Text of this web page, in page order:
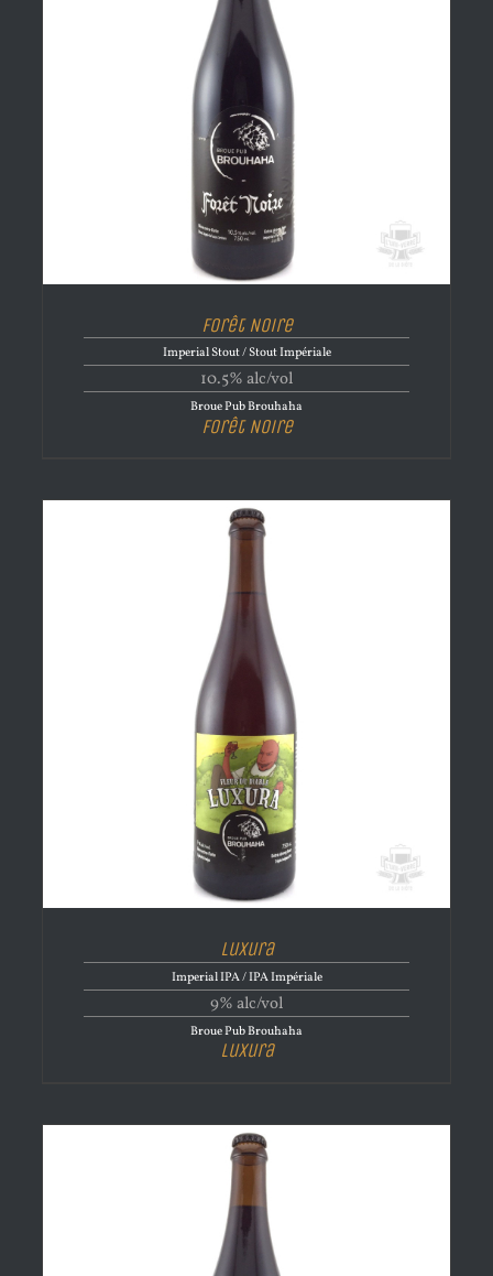
Forêt Noire
Imperial Stout / Stout Impériale
10.5% alc/vol
Broue Pub Brouhaha
Forêt Noire
Luxura
Imperial IPA / IPA Impériale
9% alc/vol
Broue Pub Brouhaha
Luxura